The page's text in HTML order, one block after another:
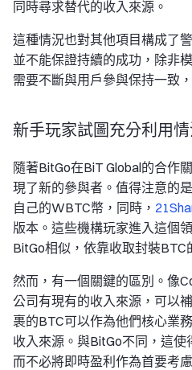
同時尋求替代的收入來源。
這種情況也對其他項目構成了
並不能保證持續的成功，除非
需要不斷與用戶參與保持一致
新手玩家試圖充分利用
隨著BitGo在BiT Global的合作
現了新的參與者。值得注意的是
自己的WBTC幣，同時，
版本。這些機構玩家進入這個
BitGo相似，依靠收取封裝BTC
然而，有一個關鍵的區別。像
公司有現有的收入來源，可以
裹的BTC可以作為他們核心業
收入來源。與BitGo不同，這使
而不必將即時盈利作為首要考